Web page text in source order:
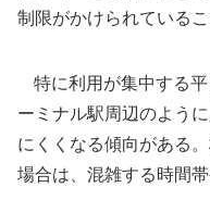
制限がかけられているこ
特に利用が集中する
ーミナル駅周辺のよう
にくくなる傾向がある
場合は、混雑する時間